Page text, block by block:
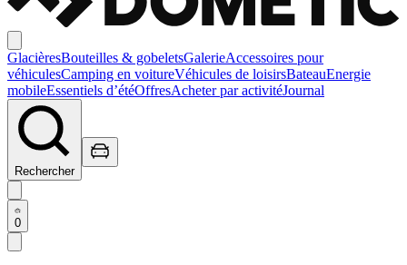
GlacièresBouteilles & gobeletsGalerieAccessoires pour
véhiculesCamping en voitureVéhicules de loisirsBateauEnergie
mobileEssentiels d’étéOffresAcheter par activitéJournal
Rechercher
0